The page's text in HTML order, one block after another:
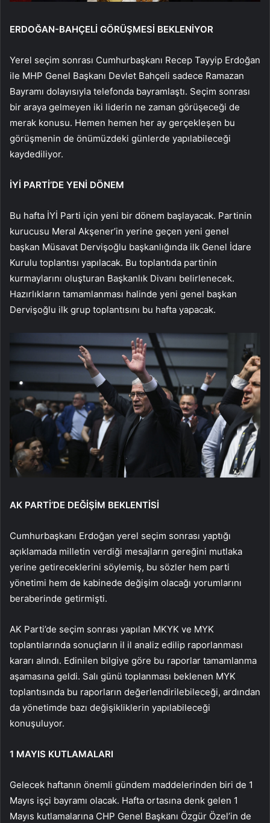
ERDOĞAN-BAHÇELİ GÖRÜŞMESİ BEKLENİYOR
Yerel seçim sonrası Cumhurbaşkanı Recep Tayyip Erdoğan
ile MHP Genel Başkanı Devlet Bahçeli sadece Ramazan
Bayramı dolayısıyla telefonda bayramlaştı. Seçim sonrası
bir araya gelmeyen iki liderin ne zaman görüşeceği de
merak konusu. Hemen hemen her ay gerçekleşen bu
görüşmenin de önümüzdeki günlerde yapılabileceği
kaydediliyor.
İYİ PARTİ’DE YENİ DÖNEM
Bu hafta İYİ Parti için yeni bir dönem başlayacak. Partinin
kurucusu Meral Akşener’in yerine geçen yeni genel
başkan Müsavat Dervişoğlu başkanlığında ilk Genel İdare
Kurulu toplantısı yapılacak. Bu toplantıda partinin
kurmaylarını oluşturan Başkanlık Divanı belirlenecek.
Hazırlıkların tamamlanması halinde yeni genel başkan
Dervişoğlu ilk grup toplantısını bu hafta yapacak.
AK PARTİ’DE DEĞİŞİM BEKLENTİSİ
Cumhurbaşkanı Erdoğan yerel seçim sonrası yaptığı
açıklamada milletin verdiği mesajların gereğini mutlaka
yerine getireceklerini söylemiş, bu sözler hem parti
yönetimi hem de kabinede değişim olacağı yorumlarını
beraberinde getirmişti.
AK Parti’de seçim sonrası yapılan MKYK ve MYK
toplantılarında sonuçların il il analiz edilip raporlanması
kararı alındı. Edinilen bilgiye göre bu raporlar tamamlanma
aşamasına geldi. Salı günü toplanması beklenen MYK
toplantısında bu raporların değerlendirilebileceği, ardından
da yönetimde bazı değişikliklerin yapılabileceği
konuşuluyor.
1 MAYIS KUTLAMALARI
Gelecek haftanın önemli gündem maddelerinden biri de 1
Mayıs işçi bayramı olacak. Hafta ortasına denk gelen 1
Mayıs kutlamalarına CHP Genel Başkanı Özgür Özel’in de